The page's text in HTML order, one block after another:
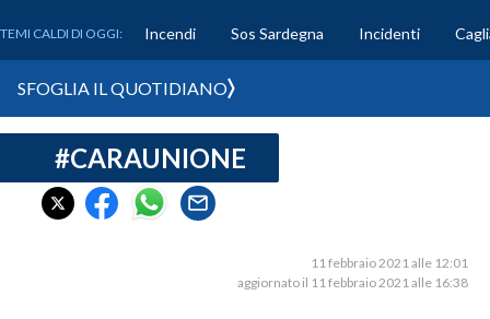
CRONACA SARDEGNA
CAGLIARI
TEMI CALDI DI OGGI: Incendi Sos Sardegna Incidenti
SFOGLIA IL QUOTIDIANO
#CARAUNIONE
11 febbraio 2021 alle 12:01
aggiornato il 11 febbraio 2021 alle 16:38